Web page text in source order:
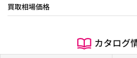
買取相場価格
カタログ